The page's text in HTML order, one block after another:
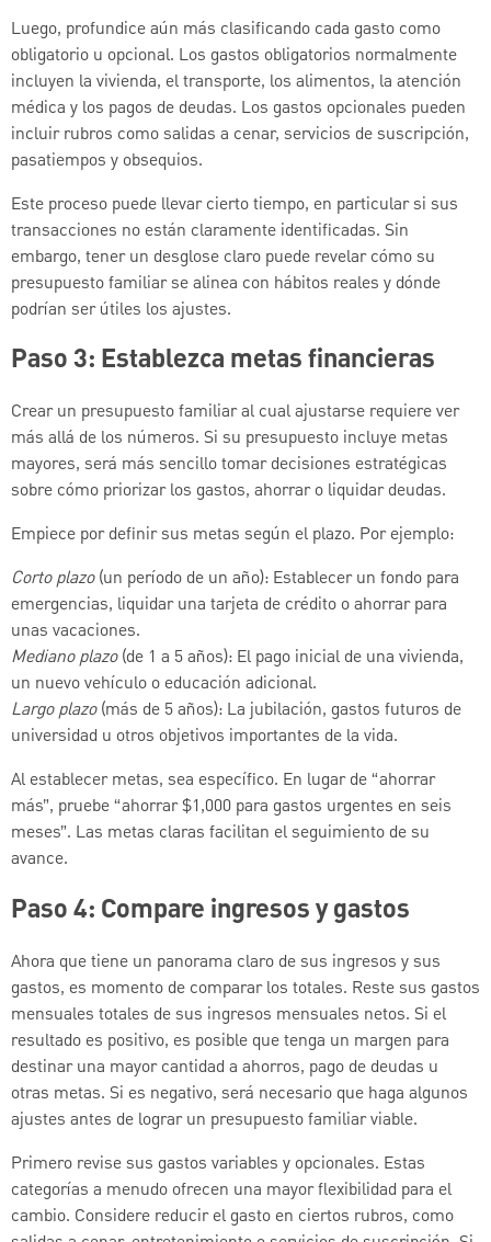
Luego, profundice aún más clasificando cada gasto como
obligatorio u opcional. Los gastos obligatorios normalmente
incluyen la vivienda, el transporte, los alimentos, la atención
médica y los pagos de deudas. Los gastos opcionales pueden
incluir rubros como salidas a cenar, servicios de suscripción,
pasatiempos y obsequios.
Este proceso puede llevar cierto tiempo, en particular si sus
transacciones no están claramente identificadas. Sin
embargo, tener un desglose claro puede revelar cómo su
presupuesto familiar se alinea con hábitos reales y dónde
podrían ser útiles los ajustes.
Paso 3: Establezca metas financieras
Crear un presupuesto familiar al cual ajustarse requiere ver
más allá de los números. Si su presupuesto incluye metas
mayores, será más sencillo tomar decisiones estratégicas
sobre cómo priorizar los gastos, ahorrar o liquidar deudas.
Empiece por definir sus metas según el plazo. Por ejemplo:
Corto plazo(un período de un año): Establecer un fondo para
emergencias, liquidar una tarjeta de crédito o ahorrar para
unas vacaciones.
Mediano plazo(de 1 a 5 años): El pago inicial de una vivienda,
un nuevo vehículo o educación adicional.
Largo plazo(más de 5 años): La jubilación, gastos futuros de
universidad u otros objetivos importantes de la vida.
Al establecer metas, sea específico. En lugar de “ahorrar
más”, pruebe “ahorrar $1,000 para gastos urgentes en seis
meses”. Las metas claras facilitan el seguimiento de su
avance.
Paso 4: Compare ingresos y gastos
Ahora que tiene un panorama claro de sus ingresos y sus
gastos, es momento de comparar los totales. Reste sus gastos
mensuales totales de sus ingresos mensuales netos. Si el
resultado es positivo, es posible que tenga un margen para
destinar una mayor cantidad a ahorros, pago de deudas u
otras metas. Si es negativo, será necesario que haga algunos
ajustes antes de lograr un presupuesto familiar viable.
Primero revise sus gastos variables y opcionales. Estas
categorías a menudo ofrecen una mayor flexibilidad para el
cambio. Considere reducir el gasto en ciertos rubros, como